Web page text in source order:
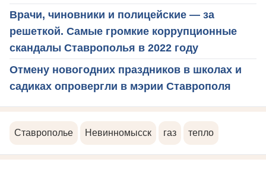
Врачи, чиновники и полицейские — за
решеткой. Самые громкие коррупционные
скандалы Ставрополья в 2022 году
Отмену новогодних праздников в школах и
садиках опровергли в мэрии Ставрополя
Ставрополье Невинномысск газ тепло